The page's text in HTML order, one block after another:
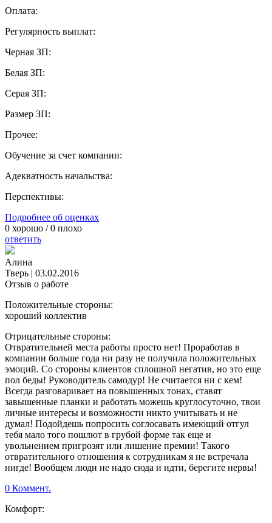
Оплата:
Регулярность выплат:
Черная ЗП:
Белая ЗП:
Серая ЗП:
Размер ЗП:
Прочее:
Обучение за счет компании:
Адекватность начальства:
Перспективы:
Подробнее об оценках
0 хорошо /0 плохо
ответить
Алина
Тверь | 03.02.2016
Отзыв о работе
Положительные стороны:
хороший коллектив
Отрицательные стороны:
Отвратительней места работы просто нет! Проработав в
компании больше года ни разу не получила положительных
эмоций. Со стороны клиентов сплошной негатив, но это еще
пол беды! Руководитель самодур! Не считается ни с кем!
Всегда разговаривает на повышенных тонах, ставят
завышенные планки и работать можешь круглосуточно, твои
личные интересы и возможности никто учитывать и не
думал! Подойдешь попросить соглосавать имеющий отгул
тебя мало того пошлют в грубой форме так еще и
увольнением пригрозят или лишение премии! Такого
отвратительного отношения к сотрудникам я не встречала
нигде! Вообщем люди не надо сюда и идти, берегите нервы!
0 Коммент.
Комфорт: